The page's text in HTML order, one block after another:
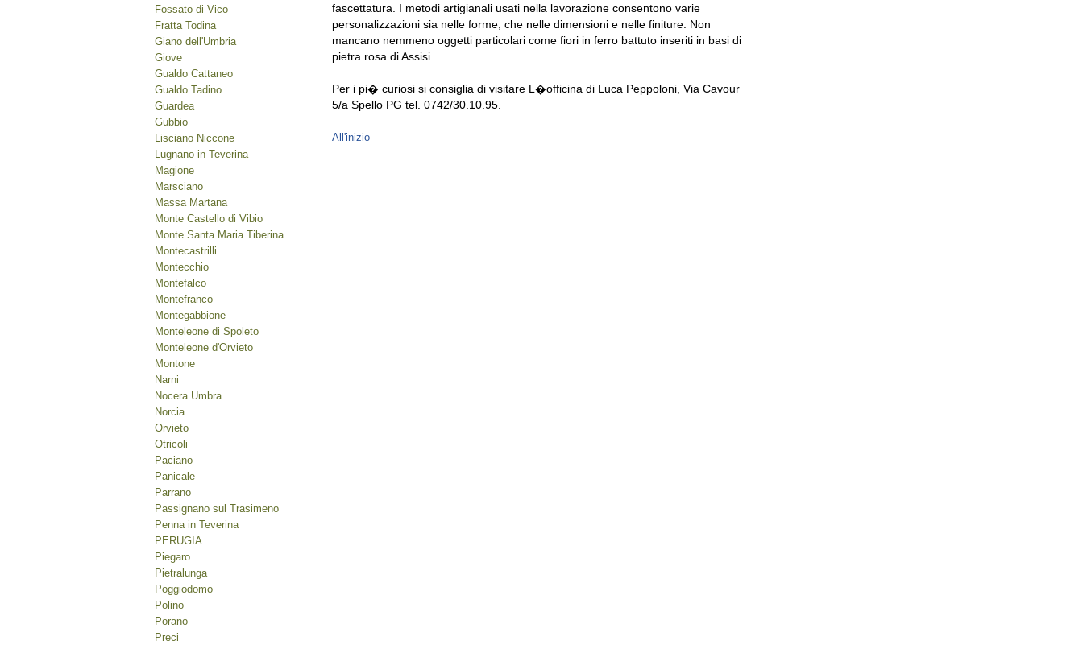
fascettatura. I metodi artigianali usati nella lavorazione consentono varie
personalizzazioni sia nelle forme, che nelle dimensioni e nelle finiture. Non
mancano nemmeno oggetti particolari come fiori in ferro battuto inseriti in basi di
pietra rosa di Assisi.
Per i pi� curiosi si consiglia di visitare L�officina di Luca Peppoloni, Via Cavour
5/a Spello PG tel. 0742/30.10.95.
All'inizio
Fossato di Vico
Fratta Todina
Giano dell'Umbria
Giove
Gualdo Cattaneo
Gualdo Tadino
Guardea
Gubbio
Lisciano Niccone
Lugnano in Teverina
Magione
Marsciano
Massa Martana
Monte Castello di Vibio
Monte Santa Maria Tiberina
Montecastrilli
Montecchio
Montefalco
Montefranco
Montegabbione
Monteleone di Spoleto
Monteleone d'Orvieto
Montone
Narni
Nocera Umbra
Norcia
Orvieto
Otricoli
Paciano
Panicale
Parrano
Passignano sul Trasimeno
Penna in Teverina
PERUGIA
Piegaro
Pietralunga
Poggiodomo
Polino
Porano
Preci